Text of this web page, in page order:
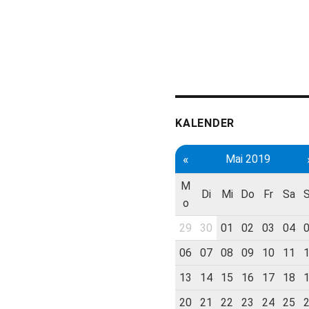
KALENDER
« Mai 2019
M
o
Di Mi Do Fr Sa
29 30 01 02 03 04
06
07 08 09 10 11
13
14 15 16 17 18
20
21 22 23 24 25